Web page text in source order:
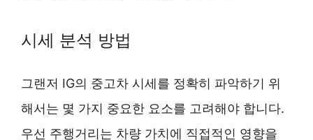
시세 분석 방법
그랜저 IG의 중고차 시세를 정확히 파악하기 위
해서는 몇 가지 중요한 요소를 고려해야 합니다.
우선 주행거리는 차량 가치에 직접적인 영향을